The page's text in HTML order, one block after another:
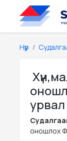
Нүүр
оношлох